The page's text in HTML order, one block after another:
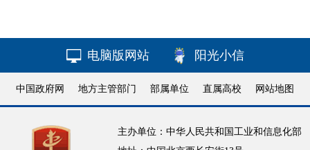
电脑版网站 阳光小信
中国政府网 地方主管部门 部属单位 直属高校 网站地图
主办单位：中华人民共和国工业和信息化部